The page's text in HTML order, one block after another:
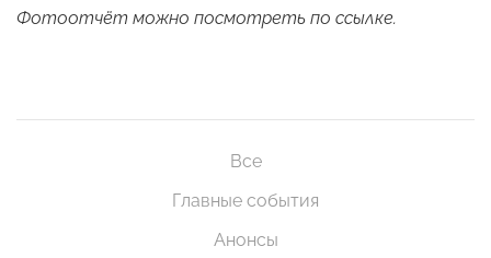
Фотоотчёт можно посмотреть по ссылке.
Все
Главные события
Анонсы